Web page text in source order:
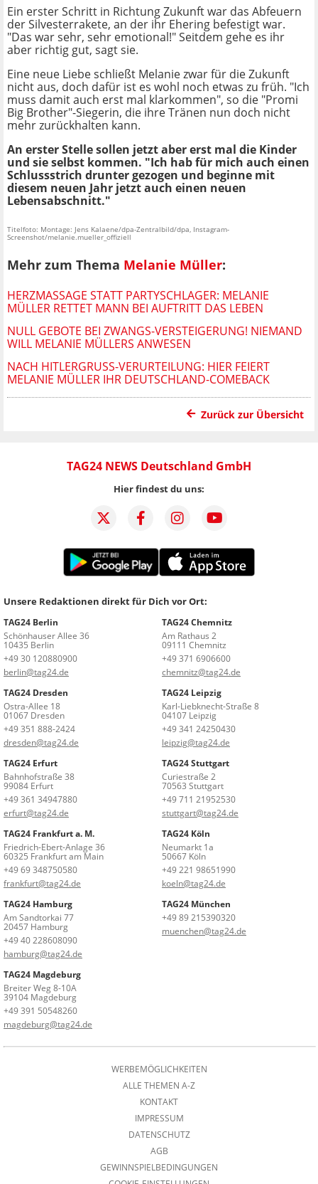
Ein erster Schritt in Richtung Zukunft war das Abfeuern
der Silvesterrakete, an der ihr Ehering befestigt war.
"Das war sehr, sehr emotional!" Seitdem gehe es ihr
aber richtig gut, sagt sie.
Eine neue Liebe schließt Melanie zwar für die Zukunft
nicht aus, doch dafür ist es wohl noch etwas zu früh. "Ich
muss damit auch erst mal klarkommen", so die "Promi
Big Brother"-Siegerin, die ihre Tränen nun doch nicht
mehr zurückhalten kann.
An erster Stelle sollen jetzt aber erst mal die Kinder
und sie selbst kommen. "Ich hab für mich auch einen
Schlussstrich drunter gezogen und beginne mit
diesem neuen Jahr jetzt auch einen neuen
Lebensabschnitt."
Titelfoto: Montage: Jens Kalaene/dpa-Zentralbild/dpa, Instagram-
Screenshot/melanie.mueller_offiziell
Mehr zum Thema Melanie Müller:
HERZMASSAGE STATT PARTYSCHLAGER: MELANIE
MÜLLER RETTET MANN BEI AUFTRITT DAS LEBEN
NULL GEBOTE BEI ZWANGS-VERSTEIGERUNG! NIEMAND
WILL MELANIE MÜLLERS ANWESEN
NACH HITLERGRUSS-VERURTEILUNG: HIER FEIERT M
ELANIE MÜLLER IHR DEUTSCHLAND-COMEBACK
Zurück zur Übersicht
TAG24 NEWS Deutschland GmbH
Hier findest du uns:
Unsere Redaktionen direkt für Dich vor Ort:
TAG24 Berlin
Schönhauser Allee 36
10435 Berlin
+49 30 120880900
berlin@tag24.de
TAG24 Chemnitz
Am Rathaus 2
09111 Chemnitz
+49 371 6906600
chemnitz@tag24.de
TAG24 Dresden
Ostra-Allee 18
01067 Dresden
+49 351 888-2424
dresden@tag24.de
TAG24 Leipzig
Karl-Liebknecht-Straße 8
04107 Leipzig
+49 341 24250430
leipzig@tag24.de
TAG24 Erfurt
Bahnhofstraße 38
99084 Erfurt
+49 361 34947880
erfurt@tag24.de
TAG24 Stuttgart
Curiestraße 2
70563 Stuttgart
+49 711 21952530
stuttgart@tag24.de
TAG24 Frankfurt a. M.
Friedrich-Ebert-Anlage 36
60325 Frankfurt am Main
+49 69 348750580
frankfurt@tag24.de
TAG24 Köln
Neumarkt 1a
50667 Köln
+49 221 98651990
koeln@tag24.de
TAG24 Hamburg
Am Sandtorkai 77
20457 Hamburg
+49 40 228608090
hamburg@tag24.de
TAG24 München
+49 89 215390320
muenchen@tag24.de
TAG24 Magdeburg
Breiter Weg 8-10A
39104 Magdeburg
+49 391 50548260
magdeburg@tag24.de
WERBEMÖGLICHKEITEN
ALLE THEMEN A-Z
KONTAKT
IMPRESSUM
DATENSCHUTZ
AGB
GEWINNSPIELBEDINGUNGEN